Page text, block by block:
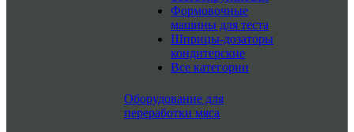
Формовочные
машины для теста
Шприцы-дозаторы
кондитерские
Все категории
Оборудование для
переработки мяса